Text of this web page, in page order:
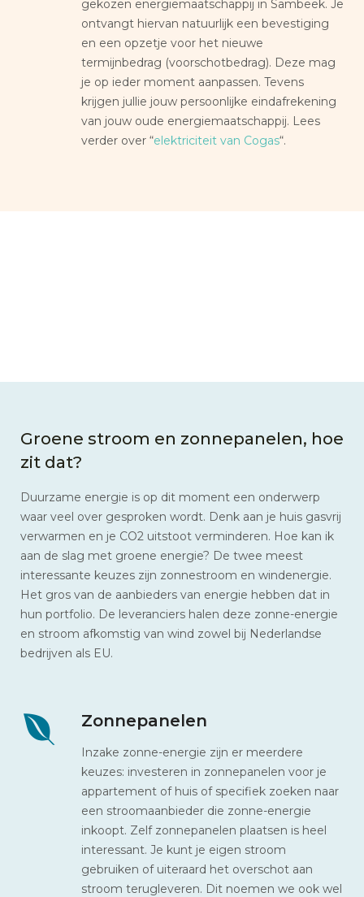
gekozen energiemaatschappij in Sambeek. Je
ontvangt hiervan natuurlijk een bevestiging
en een opzetje voor het nieuwe
termijnbedrag (voorschotbedrag). Deze mag
je op ieder moment aanpassen. Tevens
krijgen jullie jouw persoonlijke eindafrekening
van jouw oude energiemaatschappij. Lees
verder over “elektriciteit van Cogas“.
Groene stroom en zonnepanelen, hoe
zit dat?
Duurzame energie is op dit moment een onderwerp
waar veel over gesproken wordt. Denk aan je huis gasvrij
verwarmen en je CO2 uitstoot verminderen. Hoe kan ik
aan de slag met groene energie? De twee meest
interessante keuzes zijn zonnestroom en windenergie.
Het gros van de aanbieders van energie hebben dat in
hun portfolio. De leveranciers halen deze zonne-energie
en stroom afkomstig van wind zowel bij Nederlandse
bedrijven als EU.
Zonnepanelen
Inzake zonne-energie zijn er meerdere
keuzes: investeren in zonnepanelen voor je
appartement of huis of specifiek zoeken naar
een stroomaanbieder die zonne-energie
inkoopt. Zelf zonnepanelen plaatsen is heel
interessant. Je kunt je eigen stroom
gebruiken of uiteraard het overschot aan
stroom terugleveren. Dit noemen we ook wel